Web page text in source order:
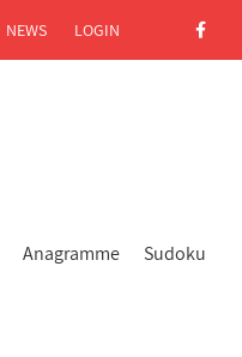
Anagramme Sudoku
NEWS LOGIN